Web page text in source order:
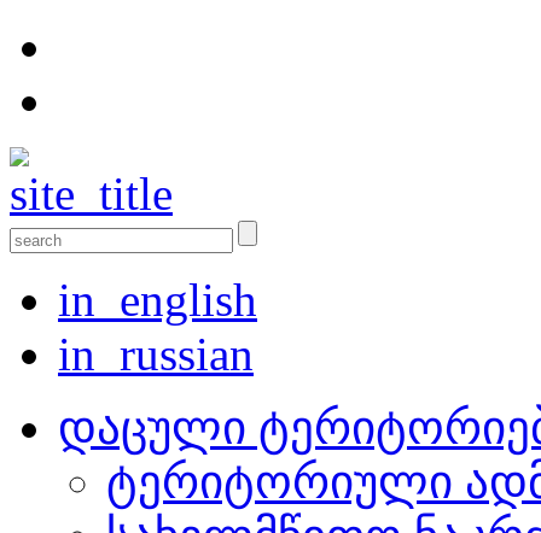
in_english
in_russian
დაცული
ტერიტორიული